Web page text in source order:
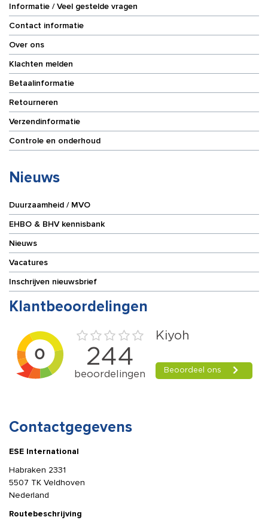
Informatie / Veel gestelde vragen
Contact informatie
Over ons
Klachten melden
Betaalinformatie
Retourneren
Verzendinformatie
Controle en onderhoud
Nieuws
Duurzaamheid / MVO
EHBO & BHV kennisbank
Nieuws
Vacatures
Inschrijven nieuwsbrief
Klantbeoordelingen
Contactgegevens
ESE International
Habraken 2331
5507 TK Veldhoven
Nederland
Routebeschrijving